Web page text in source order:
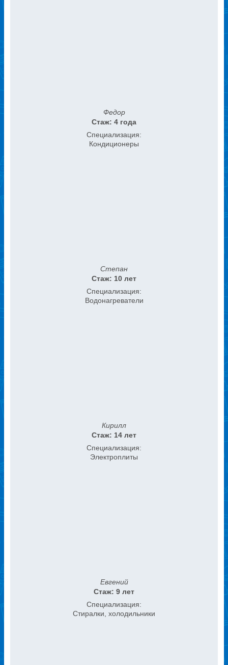
Федор
Стаж: 4 года
Специализация:
Кондиционеры
Степан
Стаж: 10 лет
Специализация:
Водонагреватели
Кирилл
Стаж: 14 лет
Специализация:
Электроплиты
Евгений
Стаж: 9 лет
Специализация:
Стиралки, холодильники